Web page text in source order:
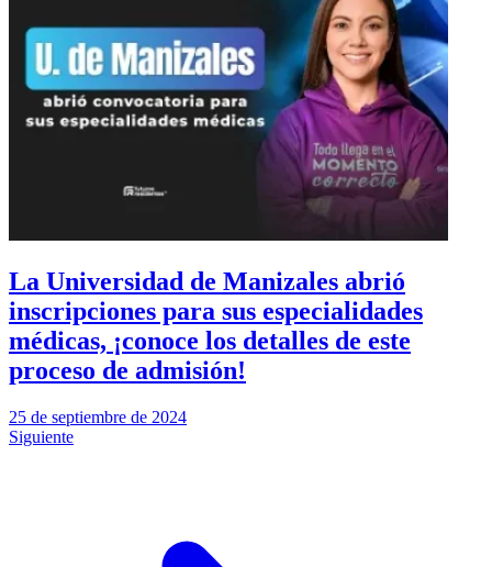
La Universidad de Manizales abrió
inscripciones para sus especialidades
médicas, ¡conoce los detalles de este
proceso de admisión!
25 de septiembre de 2024
Siguiente